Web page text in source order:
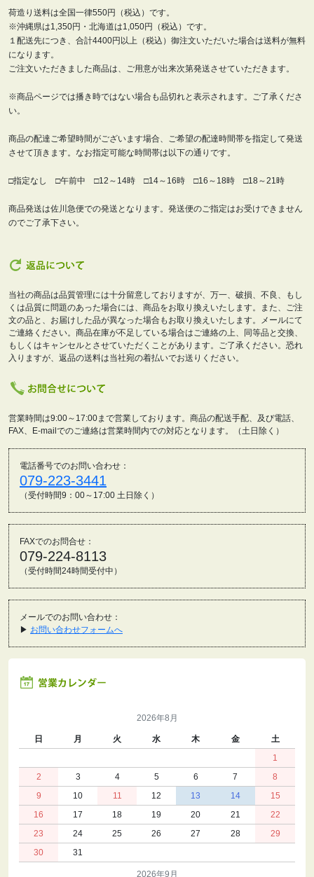
荷造り送料は全国一律550円（税込）です。
※沖縄県は1,350円・北海道は1,050円（税込）です。
１配送先につき、合計4400円以上（税込）御注文いただいた場合は送料が無料
になります。
ご注文いただきました商品は、ご用意が出来次第発送させていただきます。
※商品ページでは播き時ではない場合も品切れと表示されます。ご了承くださ
い。
商品の配達ご希望時間がございます場合、ご希望の配達時間帯を指定して発送
させて頂きます。なお指定可能な時間帯は以下の通りです。
□指定なし □午前中 □12～14時 □14～16時 □16～18時 □18～21時
商品発送は佐川急便での発送となります。発送便のご指定はお受けできません
のでご了承下さい。
当社の商品は品質管理には十分留意しておりますが、万一、破損、不良、もし
くは品質に問題のあった場合には、商品をお取り換えいたします。また、ご注
文の品と、お届けした品が異なった場合もお取り換えいたします。メールにて
ご連絡ください。商品在庫が不足している場合はご連絡の上、同等品と交換、
もしくはキャンセルとさせていただくことがあります。ご了承ください。恐れ
入りますが、返品の送料は当社宛の着払いでお送りください。
営業時間は9:00～17:00まで営業しております。商品の配送手配、及び電話、
FAX、E-mailでのご連絡は営業時間内での対応となります。（土日除く）
電話番号でのお問い合わせ：
079-223-3441
（受付時間9：00～17:00 土日除く）
FAXでのお問合せ：
079-224-8113
（受付時間24時間受付中）
メールでのお問い合わせ：
▶ お問い合わせフォームへ
2026年8月
日 月 火 水 木 金
土
1
2
3 4 5 6 7
8
9
10 11 12 13 14
15
16
17 18 19 20 21
22
23
24 25 26 27 28
29
30
31
2026年9月